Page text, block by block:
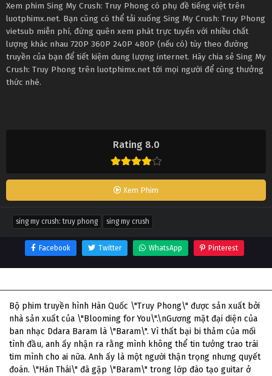
Rating 8.0
Xem Phim
Xem phim Sing My Crush: Truy Phong có phụ đề tiếng việt trên
luotphimx.net. Bạn cũng có thể tải xuống Sing My Crush: Truy Phong
vietsub miễn phí, đừng quên xem phát trực tuyến với nhiều chất
lượng khác nhau 720P 360P 240P 480P (nếu có) tùy theo đường
truyền của bạn để tiết kiệm dung lượng internet. Hãy chia sẻ Sing My
Crush: Truy Phong trên luotphimx.net tới mọi người để cùng thưởng
thức nhé.
sing my crush: truy phong sing my crush
Facebook Twitter WhatsApp Pinterest
Bộ phim truyền hình Hàn Quốc \"Truy Phong\" được sản xuất bởi
nhà sản xuất của \"Blooming for You\".\nGương mặt đại diện của
ban nhạc Ddara Baram là \"Baram\". Vì thất bại bi thảm của mối
tình đầu, anh ấy nhận ra rằng mình không thể tin tưởng trao trái
tim mình cho ai nữa. Anh ấy là một người thận trọng nhưng quyết
đoán. \"Hán Thái\" đã gặp \"Baram\" trong lớp đào tạo guitar ở